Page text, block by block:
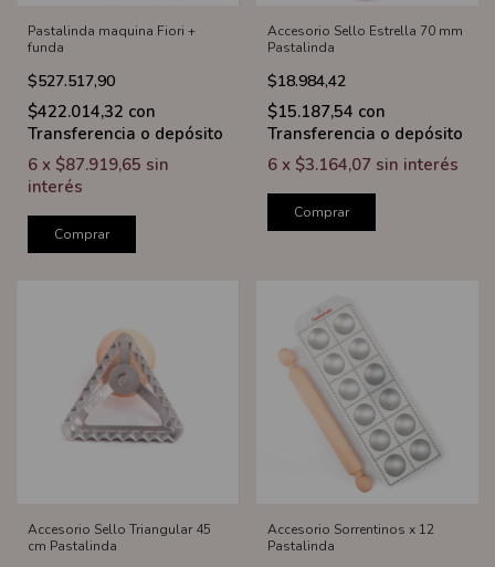
Pastalinda maquina Fiori +
funda
$527.517,90
$422.014,32 con
Transferencia o depósito
6 x $87.919,65 sin
interés
Comprar
Accesorio Sello Estrella 70 mm
Pastalinda
$18.984,42
$15.187,54 con
Transferencia o depósito
6 x $3.164,07 sin interés
Comprar
Accesorio Sello Triangular 45
cm Pastalinda
Accesorio Sorrentinos x 12
Pastalinda